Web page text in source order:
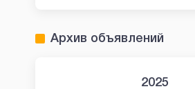
Архив объявлений
2025